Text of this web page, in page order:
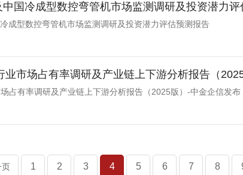
国冷成型数控弯管机市场监测调研及投资潜力
成型数控弯管机市场监测调研及投资潜力评估预测报告
业市场占有率调研及产业链上下游分析报告（
占有率调研及产业链上下游分析报告（2025版）-中金企信发布
页 1 2 3 4 5 6 7 8